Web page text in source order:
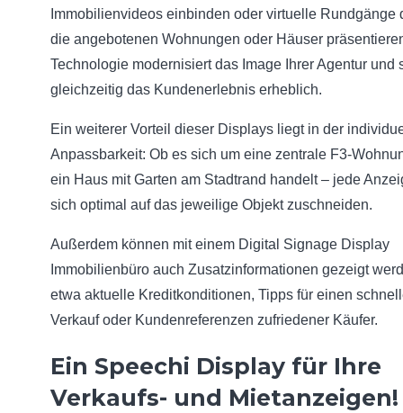
Immobilienvideos einbinden oder virtuelle Rundgänge
die angebotenen Wohnungen oder Häuser
Technologie modernisiert das Image Ihrer Agentur und
gleichzeitig das Kundenerlebnis erheblich.
Ein weiterer Vorteil dieser Displays liegt in der
Anpassbarkeit: Ob es sich um eine zentrale F3-
ein Haus mit Garten am Stadtrand handelt – jede
sich optimal auf das jeweilige Objekt zuschneiden.
Außerdem können mit einem Digital Signage Display
Immobilienbüro auch Zusatzinformationen gezeigt
etwa aktuelle Kreditkonditionen, Tipps für einen
Verkauf oder Kundenreferenzen zufriedener Käufer.
Ein Speechi Display für Ihre
Verkaufs- und Mietanzeigen!